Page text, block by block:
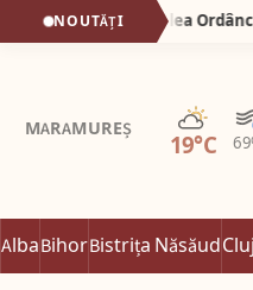
NOUTĂȚI
MARAMUREȘ
19°C
Parțial
AlbaBihorBistrița NăsăudCluj